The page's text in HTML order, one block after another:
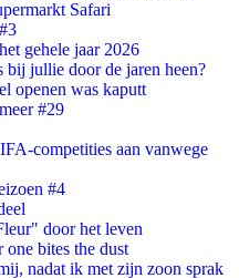
Safari
gehele jaar 2026
bij jullie door de jaren heen?
openen was kaputt
#29
competities aan vanwege
#4
door het leven
one bites the dust
nadat ik met zijn zoon sprak